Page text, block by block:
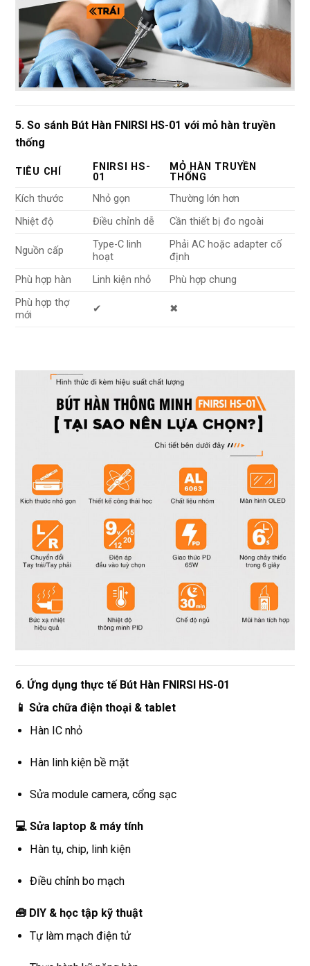
5. So sánh Bút Hàn FNIRSI HS-01 với mỏ hàn truyền
thống
TIÊU CHÍ
FNIRSI HS-
01
MỎ HÀN TRUYỀN
THỐNG
Kích thước
Nhỏ gọn
Thường lớn hơn
Nhiệt độ
Điều chỉnh dễ Cần thiết bị đo ngoài
Nguồn cấp
Type-C linh
hoạt
Phải AC hoặc adapter cố
định
Phù hợp hàn
Linh kiện nhỏ
Phù hợp chung
Phù hợp thợ
mới
✔ ✖
6. Ứng dụng thực tế Bút Hàn FNIRSI HS-01
📱 Sửa chữa điện thoại & tablet
Hàn IC nhỏ
Hàn linh kiện bề mặt
Sửa module camera, cổng sạc
💻 Sửa laptop & máy tính
Hàn tụ, chip, linh kiện
Điều chỉnh bo mạch
🧰 DIY & học tập kỹ thuật
Tự làm mạch điện tử